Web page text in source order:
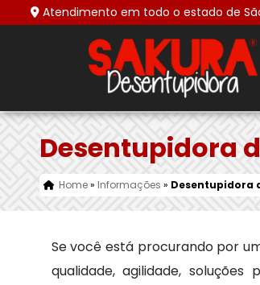
Atendimento em todo o estado de
Desentupidora
Home» Informações » Desentupidora
Se você está procurando por
qualidade, agilidade,